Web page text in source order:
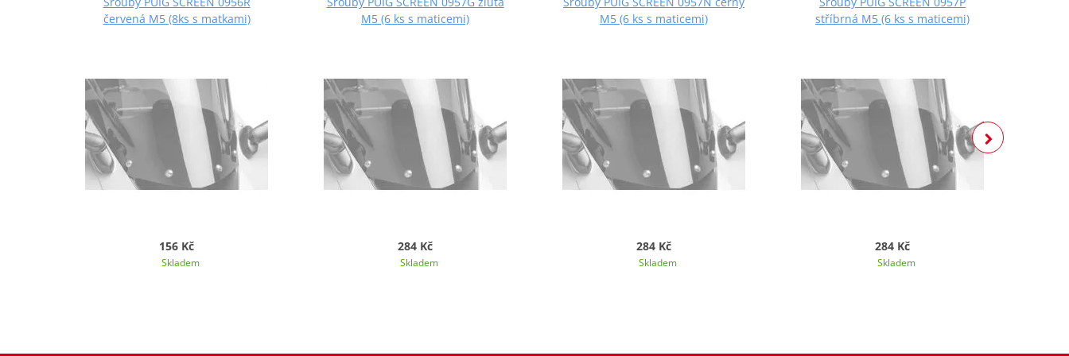
červená M5 (8ks s matkami)
156 Kč
Skladem
M5 (6 ks s maticemi)
284 Kč
Skladem
M5 (6 ks s maticemi)
284 Kč
Skladem
stříbrná M5 (6 ks s maticemi)
284 Kč
Skladem